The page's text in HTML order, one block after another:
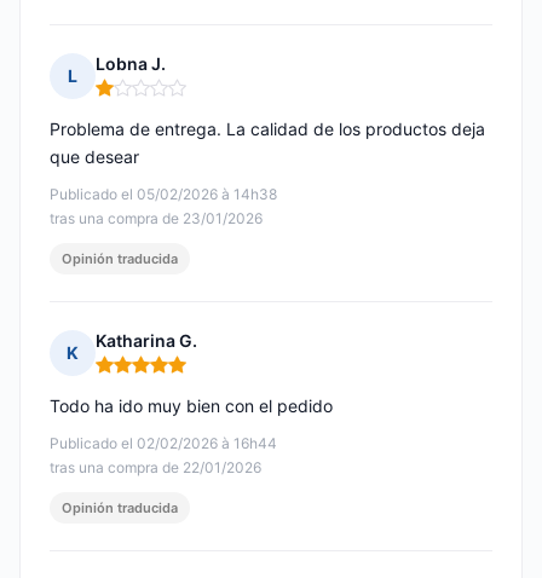
L
Lobna J.
Nota: 1 de 5
Publicado el 05/02/2026 à 14h38
tras una compra de 23/01/2026
Problema de entrega. La calidad de los productos deja
que desear
Opinión traducida
K
Katharina G.
Nota: 5 de 5
Publicado el 02/02/2026 à 16h44
tras una compra de 22/01/2026
Todo ha ido muy bien con el pedido
Opinión traducida